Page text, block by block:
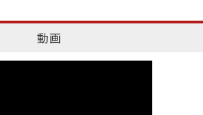
動画